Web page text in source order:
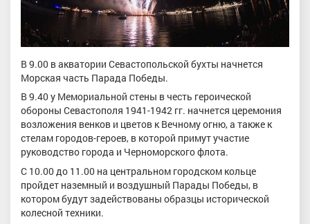
В 9.00 в акватории Севастопольской бухты начнется
Морская часть Парада Победы.
В 9.40 у Мемориальной стены в честь героической
обороны Севастополя 1941-1942 гг. начнется церемония
возложения венков и цветов к Вечному огню, а также к
стелам городов-героев, в которой примут участие
руководство города и Черноморского флота.
С 10.00 до 11.00 на центральном городском кольце
пройдет наземный и воздушный Парады Победы, в
котором будут задействованы образцы исторической
колесной техники.